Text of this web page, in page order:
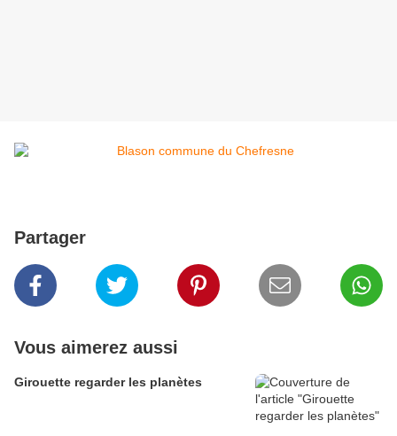
Partager
Vous aimerez aussi
Girouette regarder les planètes